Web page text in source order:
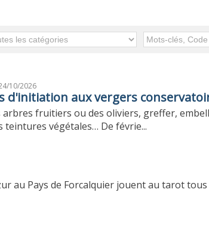
10/2026
d'initiation aux vergers
arbres fruitiers ou des oliviers, greffer,
teintures végétales… De févrie...
au Pays de Forcalquier jouent au tarot